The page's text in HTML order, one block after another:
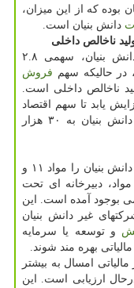
میلیارد تومان بوده که از این میزان،
دانش بنیان است.
وی اضافه کرد: میزان درآمد شرکتهای دانش بنیان، سهمی ۲.۸
در حالیکه سهم فروش
۰.۶ درصد از تولید ناخالص داخلی است.
یابد تا سهم اقتصاد
دانش بنیان به ۷ درصد و تعداد شرکتهای دانش بنیان به ۳۰ هزار
امرایی یکی از مهم ترین مواد قانون جهش دانش بنیان را مواد ۱۱ و
دبیرخانه ای تحت
بوجود آمده است. این
غیر دانش بنیان
و توسعه یا سرمایه
بهره مند شوند.
امسال به بیشتر
درحال ارزیابی است. این